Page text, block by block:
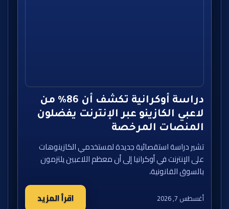
دراسة أوكرانية تكشف أن 86% من
لاعبي الكازينو عبر الإنترنت يفضلون
المنصات المرخصة
تشير دراسة استقصائية جديدة لمستخدمي الكازينوهات
على الإنترنت في أوكرانيا إلى أن معظم اللاعبين يلتزمون
بالسوق القانونية،
أغسطس 7, 2026 اقرأ المزيد